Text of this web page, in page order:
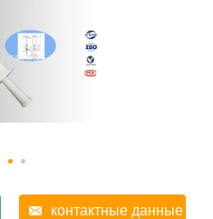
контактные данные